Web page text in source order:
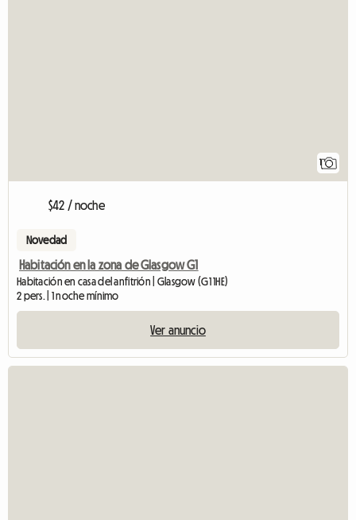
1
$42 / noche
Novedad
Habitación en la zona de Glasgow G1
Habitación en casa del anfitrión | Glasgow (G1 1HE)
2 pers. | 1 noche mínimo
Ver anuncio